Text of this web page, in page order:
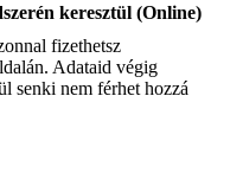
keresztül (Online)
fizethetsz
Adataid végig
senki nem férhet hozzá